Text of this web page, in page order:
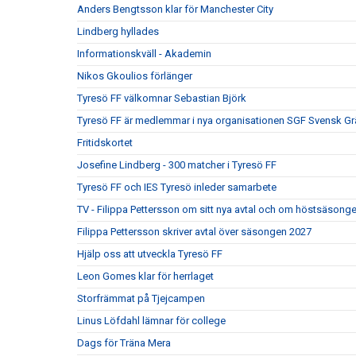
Anders Bengtsson klar för Manchester City
Lindberg hyllades
Informationskväll - Akademin
Nikos Gkoulios förlänger
Tyresö FF välkomnar Sebastian Björk
Tyresö FF är medlemmar i nya organisationen SGF Svensk
Fritidskortet
Josefine Lindberg - 300 matcher i Tyresö FF
Tyresö FF och IES Tyresö inleder samarbete
TV - Filippa Pettersson om sitt nya avtal och om
Filippa Pettersson skriver avtal över säsongen 2027
Hjälp oss att utveckla Tyresö FF
Leon Gomes klar för herrlaget
Storfrämmat på Tjejcampen
Linus Löfdahl lämnar för college
Dags för Träna Mera